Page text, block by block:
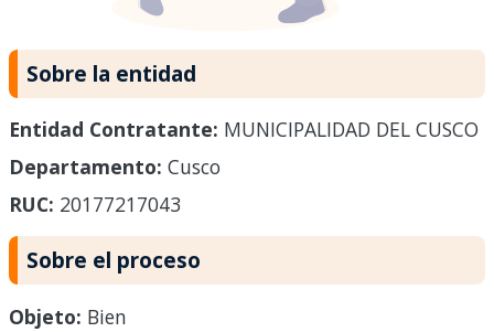
Sobre la entidad
Entidad Contratante: MUNICIPALIDAD DEL CUSCO
Departamento: Cusco
RUC: 20177217043
Sobre el proceso
Objeto: Bien